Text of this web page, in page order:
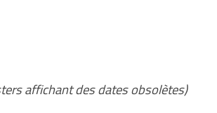
affichant des dates obsolètes)